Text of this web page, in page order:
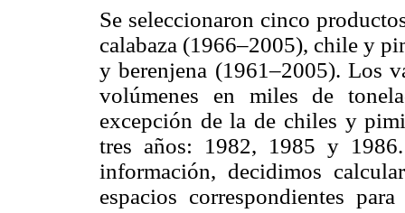
Se seleccionaron cinco
calabaza (1966–2005), chile y
y berenjena (1961–2005). Los
volúmenes en miles de
excepción de la de chiles y
tres años: 1982, 1985 y
información, decidimos
espacios correspondientes